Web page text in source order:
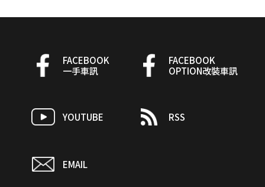
FACEBOOK
一手車訊
FACEBOOK
OPTION改裝車訊
YOUTUBE RSS
EMAIL